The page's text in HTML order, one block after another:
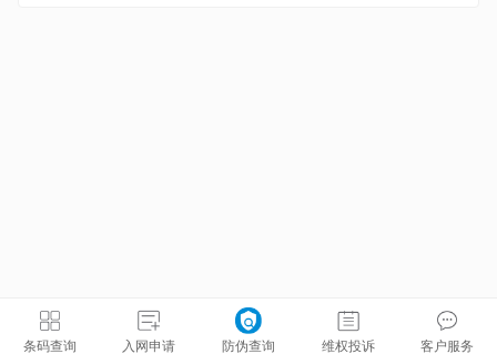
条码查询 入网申请 防伪查询 维权投诉 客户服务